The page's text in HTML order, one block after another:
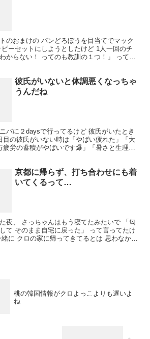
のおまけの パンどろぼうを目当てでマック
ーセットにしようとしたけど 1人一回のチ
からない！ ってのも教訓の１つ！」 って豪
彼氏がいないと体調悪くなっちゃ
うんだね
バに２daysで行ってるけど 彼氏がいたとき
目の彼氏がいない時は「やばい疲れた」「大
疲労の蓄積がやばいです爆」「暑さと生理痛
京都に帰らず、打ち合わせにも着
いてくるって…
夜、 さっちゃんはもう寝てたみたいで 「匂
て そのまま自宅に戻った」 って言ってたけ
に クロの家に帰ってきてるとは 思わなかっ
桃の韓国情報がクロよっこよりも遅いよ
ね